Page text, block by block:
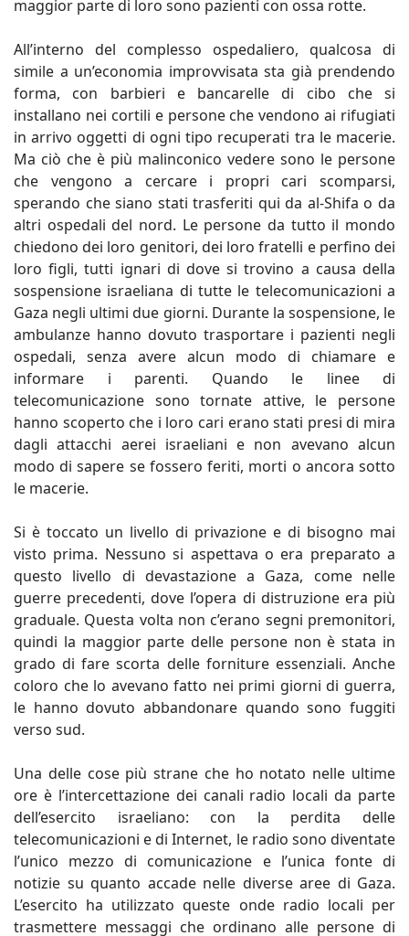
maggior parte di loro sono pazienti con ossa rotte.
All’interno del complesso ospedaliero, qualcosa di
simile a un’economia improvvisata sta già prendendo
forma, con barbieri e bancarelle di cibo che si
installano nei cortili e persone che vendono ai rifugiati
in arrivo oggetti di ogni tipo recuperati tra le macerie.
Ma ciò che è più malinconico vedere sono le persone
che vengono a cercare i propri cari scomparsi,
sperando che siano stati trasferiti qui da al-Shifa o da
altri ospedali del nord. Le persone da tutto il mondo
chiedono dei loro genitori, dei loro fratelli e perfino dei
loro figli, tutti ignari di dove si trovino a causa della
sospensione israeliana di tutte le telecomunicazioni a
Gaza negli ultimi due giorni. Durante la sospensione, le
ambulanze hanno dovuto trasportare i pazienti negli
ospedali, senza avere alcun modo di chiamare e
informare i parenti. Quando le linee di
telecomunicazione sono tornate attive, le persone
hanno scoperto che i loro cari erano stati presi di mira
dagli attacchi aerei israeliani e non avevano alcun
modo di sapere se fossero feriti, morti o ancora sotto
le macerie.
Si è toccato un livello di privazione e di bisogno mai
visto prima. Nessuno si aspettava o era preparato a
questo livello di devastazione a Gaza, come nelle
guerre precedenti, dove l’opera di distruzione era più
graduale. Questa volta non c’erano segni premonitori,
quindi la maggior parte delle persone non è stata in
grado di fare scorta delle forniture essenziali. Anche
coloro che lo avevano fatto nei primi giorni di guerra,
le hanno dovuto abbandonare quando sono fuggiti
verso sud.
Una delle cose più strane che ho notato nelle ultime
ore è l’intercettazione dei canali radio locali da parte
dell’esercito israeliano: con la perdita delle
telecomunicazioni e di Internet, le radio sono diventate
l’unico mezzo di comunicazione e l’unica fonte di
notizie su quanto accade nelle diverse aree di Gaza.
L’esercito ha utilizzato queste onde radio locali per
trasmettere messaggi che ordinano alle persone di